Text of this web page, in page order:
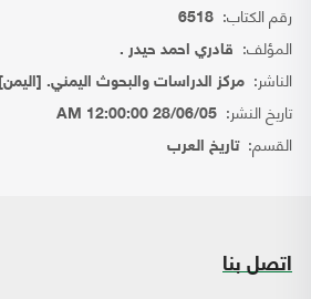
رقم الكتاب: 6518
المؤلف: قادري احمد حيدر .
الناشر: مركز الدراسات والبحوث اليمني. [اليمن]
تاريخ النشر: 28/06/05 12:00:00 AM
القسم:تاريخ العرب
اتصل بنا